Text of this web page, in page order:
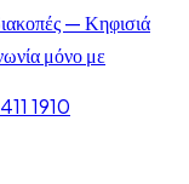
— Κηφισιά
μόνο με
1910